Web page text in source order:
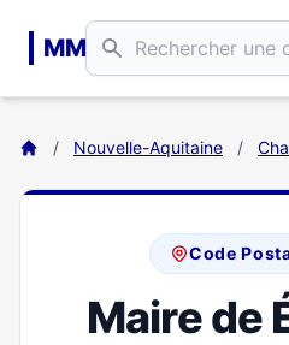
MM
/ Nouvelle-Aquitaine /
Code
Maire de